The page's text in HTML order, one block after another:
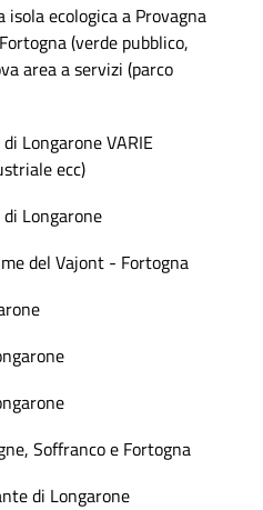
ecologica a Provagna
(verde pubblico,
area a servizi (parco
Longarone VARIE
ecc)
Longarone
del Vajont - Fortogna
Soffranco e Fortogna
di Longarone